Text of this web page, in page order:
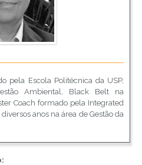
pela Escola Politécnica da USP,
Ambiental, Black Belt na
Coach formado pela Integrated
anos na área de Gestão da
foi Diretor Técnico do Instituto
de 2004 a 2012. Como
na Siemens, dos quais quase 8